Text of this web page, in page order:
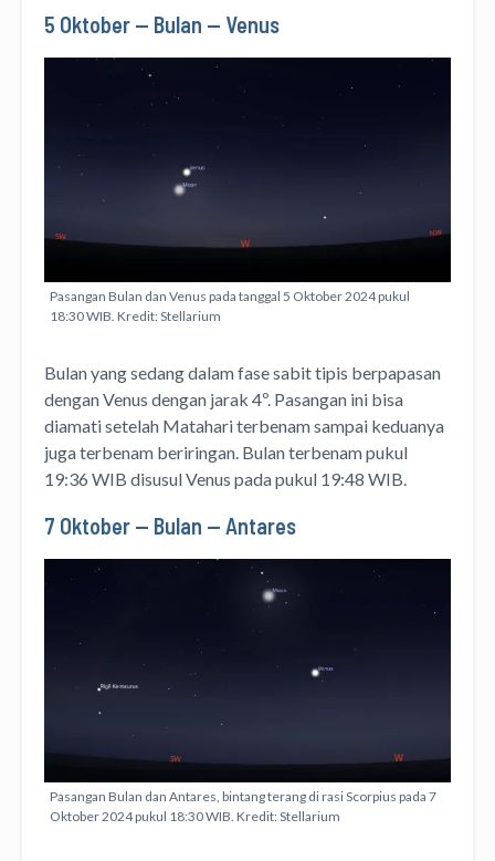
5 Oktober — Bulan — Venus
Pasangan Bulan dan Venus pada tanggal 5 Oktober 2024 pukul
18:30 WIB. Kredit: Stellarium
Bulan yang sedang dalam fase sabit tipis berpapasan
dengan Venus dengan jarak 4º. Pasangan ini bisa
diamati setelah Matahari terbenam sampai keduanya
juga terbenam beriringan. Bulan terbenam pukul
19:36 WIB disusul Venus pada pukul 19:48 WIB.
7 Oktober — Bulan — Antares
Pasangan Bulan dan Antares, bintang terang di rasi Scorpius pada 7
Oktober 2024 pukul 18:30 WIB. Kredit: Stellarium